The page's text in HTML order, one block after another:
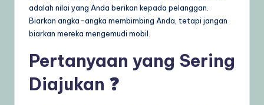
adalah nilai yang Anda berikan kepada pelanggan.
Biarkan angka-angka membimbing Anda, tetapi jangan
biarkan mereka mengemudi mobil.
Pertanyaan yang Sering
Diajukan ❓